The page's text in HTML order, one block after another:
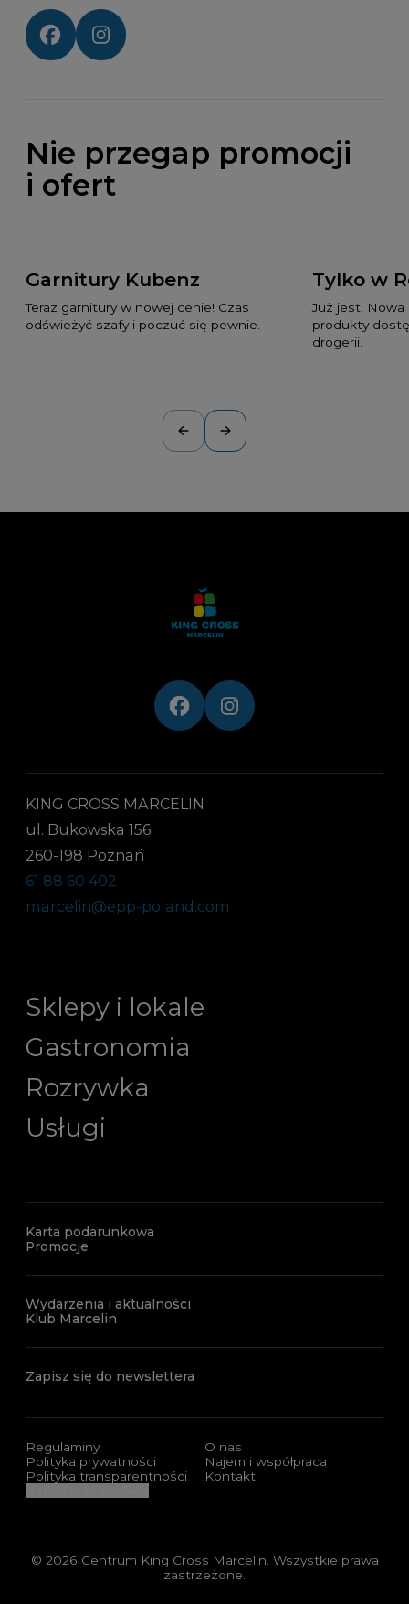
Social media:
Nie przegap promocji
i ofert
Garnitury Kubenz
Teraz garnitury w nowej cenie! Czas
odświeżyć szafy i poczuć się pewnie.
Tylko w
Już jest!
produkty
drogerii.
KING CROSS MARCELIN
ul. Bukowska 156
260-198 Poznań
61 88 60 402
marcelin@epp-poland.com
Sklepy i lokale
Gastronomia
Rozrywka
Usługi
Karta podarunkowa
Promocje
Wydarzenia i aktualności
Klub Marcelin
Zapisz się do newslettera
Regulaminy
Polityka prywatności
Polityka transparentności
O nas
Najem i współpraca
Kontakt
© 2026 Centrum King Cross Marcelin. Wszystkie prawa
zastrzeżone.